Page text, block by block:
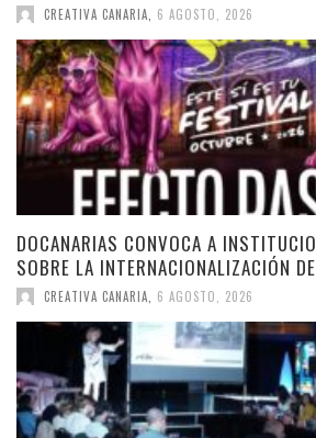
CREATIVA CANARIA 6 AGOSTO, 2026
DOCANARIAS CONVOCA A
SOBRE LA INTERNACIONALIZACIÓN
CREATIVA CANARIA 6 AGOSTO, 2026